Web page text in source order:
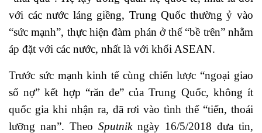
với các nước láng giềng, Trung Quốc thường ỷ vào
“sức mạnh”, thực hiện đàm phán ở thế “bề trên” nhằm
áp đặt với các nước, nhất là với khối ASEAN.
Trước sức mạnh kinh tế cùng chiến lược “ngoại giao
sổ nợ” kết hợp “răn đe” của Trung Quốc, không ít
quốc gia khi nhận ra, đã rơi vào tình thế “tiến, thoái
lưỡng nan”. Theo Sputnikngày 16/5/2018 đưa tin,